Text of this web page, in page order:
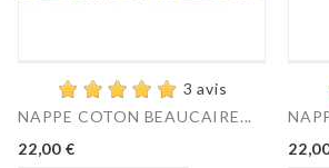
3 avis
NAPPE COTON BEAUCAIRE...
Prix
22,00 €
Prix